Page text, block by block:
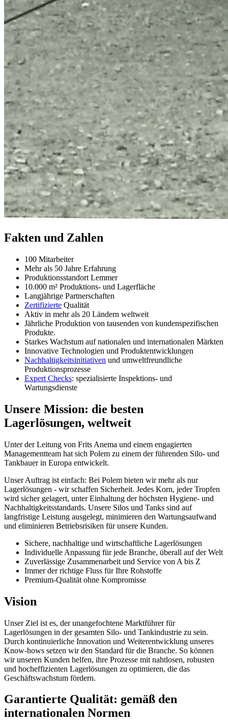
Fakten und Zahlen
100 Mitarbeiter
Mehr als 50 Jahre Erfahrung
Produktionsstandort Lemmer
10.000 m² Produktions- und Lagerfläche
Langjährige Partnerschaften
Zertifizierte Qualität
Aktiv in mehr als 20 Ländern weltweit
Jährliche Produktion von tausenden von kundenspezifischen
Produkte.
Starkes Wachstum auf nationalen und internationalen Märkten
Innovative Technologien und Produktentwicklungen
Nachhaltigkeitsinitiativen und umweltfreundliche
Produktionsprozesse
Expert Checks: spezialisierte Inspektions- und
Wartungsdienste
Unsere Mission: die besten
Lagerlösungen, weltweit
Unter der Leitung von Frits Anema und einem engagierten
Managementteam hat sich Polem zu einem der führenden Silo- und
Tankbauer in Europa entwickelt.
Unser Auftrag ist einfach: Bei Polem bieten wir mehr als nur
Lagerlösungen - wir schaffen Sicherheit. Jedes Korn, jeder Tropfen
wird sicher gelagert, unter Einhaltung der höchsten Hygiene- und
Nachhaltigkeitsstandards. Unsere Silos und Tanks sind auf
langfristige Leistung ausgelegt, minimieren den Wartungsaufwand
und eliminieren Betriebsrisiken für unsere Kunden.
Sichere, nachhaltige und wirtschaftliche Lagerlösungen
Individuelle Anpassung für jede Branche, überall auf der Welt
Zuverlässige Zusammenarbeit und Service von A bis Z
Immer der richtige Fluss für Ihre Rohstoffe
Premium-Qualität ohne Kompromisse
Vision
Unser Ziel ist es, der unangefochtene Marktführer für
Lagerlösungen in der gesamten Silo- und Tankindustrie zu sein.
Durch kontinuierliche Innovation und Weiterentwicklung unseres
Know-hows setzen wir den Standard für die Branche. So können
wir unseren Kunden helfen, ihre Prozesse mit nahtlosen, robusten
und hocheffizienten Lagerlösungen zu optimieren, die das
Geschäftswachstum fördern.
Garantierte Qualität: gemäß den
internationalen Normen